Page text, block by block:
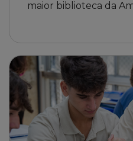
maior biblioteca da